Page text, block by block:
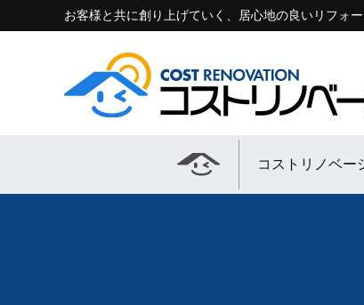
お客様と共に創り上げていく、居心地の良いリフォ
コストリノベー